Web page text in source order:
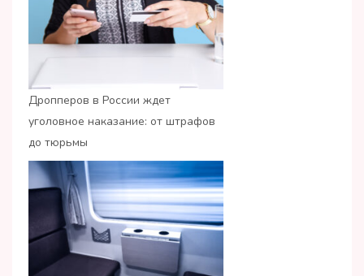
Дропперов в России ждет
уголовное наказание: от штрафов
до тюрьмы